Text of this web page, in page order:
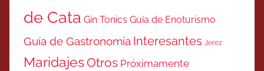
de Cata Gin Tonics Guía de Enoturismo
Guía de Gastronomía Interesantes Jerez
MaridajesOtros Próximamente